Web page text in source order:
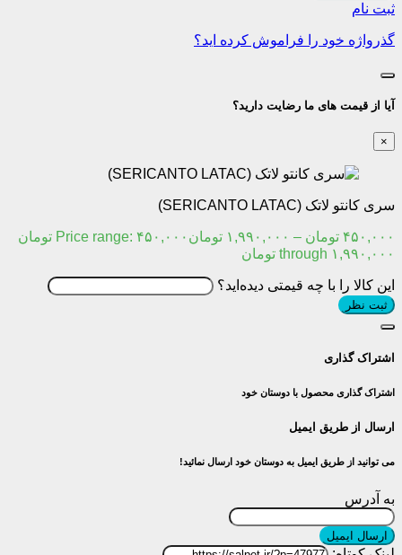
ثبت نام
گذرواژه خود را فراموش کرده اید؟
آیا از قیمت های ما رضایت دارید؟
×
سری کانتو لاتک (SERICANTO LATAC)
۴۵۰,۰۰۰ تومان – ۱,۹۹۰,۰۰۰ تومان
Price range: ۴۵۰,۰۰۰ تومان
through ۱,۹۹۰,۰۰۰ تومان
این کالا را با چه قیمتی دیده‌اید؟
ثبت نظر
اشتراک گذاری
اشتراک گذاری محصول با دوستان خود
ارسال از طریق ایمیل
می توانید از طریق ایمیل به دوستان خود ارسال نمائید!
به آدرس
ارسال ایمیل